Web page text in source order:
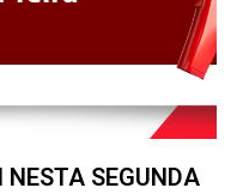
SEGUNDA